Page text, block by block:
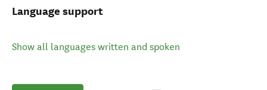
Language support
Show all languages written and spoken